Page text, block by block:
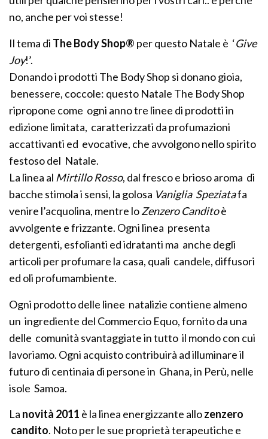
no, anche per voi stesse!
Il tema di The Body Shop® per questo Natale è ‘Give
Joy!’.
Donando i prodotti The Body Shop si donano gioia,
benessere, coccole: questo Natale The Body Shop
ripropone come ogni anno tre linee di prodotti in
edizione limitata, caratterizzati da profumazioni
accattivanti ed evocative, che avvolgono nello spirito
festoso del Natale.
La linea al Mirtillo Rosso, dal fresco e brioso aroma di
bacche stimola i sensi, la golosa Vaniglia Speziatafa
venire l’acquolina, mentre loZenzero Canditoè
avvolgente e frizzante. Ogni linea presenta
detergenti, esfolianti ed idratanti ma anche degli
articoli per profumare la casa, quali candele, diffusori
ed oli profumambiente.
Ogni prodotto delle linee natalizie contiene almeno
un ingrediente del Commercio Equo, fornito da una
delle comunità svantaggiate in tutto il mondo con cui
lavoriamo. Ogni acquisto contribuirà ad illuminare il
futuro di centinaia di persone in Ghana, in Perù, nelle
isole Samoa.
La novità 2011 è la linea energizzante allozenzero
candito. Noto per le sue proprietà terapeutiche e